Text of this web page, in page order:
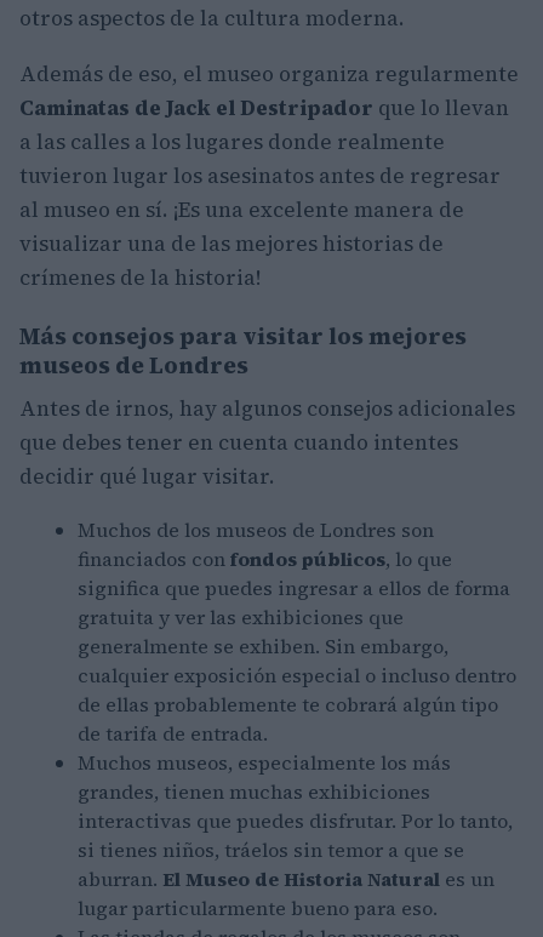
otros aspectos de la cultura moderna.
Además de eso, el museo organiza regularmente
Caminatas de Jack el Destripador que lo llevan
a las calles a los lugares donde realmente
tuvieron lugar los asesinatos antes de regresar
al museo en sí. ¡Es una excelente manera de
visualizar una de las mejores historias de
crímenes de la historia!
Más consejos para visitar los mejores
museos de Londres
Antes de irnos, hay algunos consejos adicionales
que debes tener en cuenta cuando intentes
decidir qué lugar visitar.
Muchos de los museos de Londres son
financiados confondos públicos, lo que
significa que puedes ingresar a ellos de forma
gratuita y ver las exhibiciones que
generalmente se exhiben. Sin embargo,
cualquier exposición especial o incluso dentro
de ellas probablemente te cobrará algún tipo
de tarifa de entrada.
Muchos museos, especialmente los más
grandes, tienen muchas exhibiciones
interactivas que puedes disfrutar. Por lo tanto,
si tienes niños, tráelos sin temor a que se
aburran. El Museo de Historia Natural es un
lugar particularmente bueno para eso.